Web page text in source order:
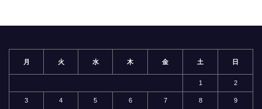
月 火 水 木 金 土 日
1 2
3 4 5 6 7 8 9